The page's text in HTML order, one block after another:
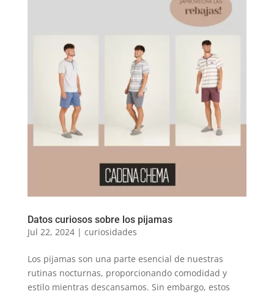
Datos curiosos sobre los pijamas
Jul 22, 2024| curiosidades
Los pijamas son una parte esencial de nuestras
rutinas nocturnas, proporcionando comodidad y
estilo mientras descansamos. Sin embargo, estos